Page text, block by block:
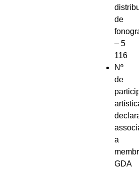
de
– 5
116
Nº
de
a
GDA